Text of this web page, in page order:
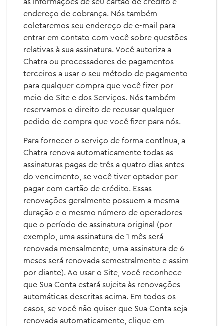
as informações de seu cartão de crédito e
endereço de cobrança. Nós também
coletaremos seu endereço de e-mail para
entrar em contato com você sobre questões
relativas à sua assinatura. Você autoriza a
Chatra ou processadores de pagamentos
terceiros a usar o seu método de pagamento
para qualquer compra que você fizer por
meio do Site e dos Serviços. Nós também
reservamos o direito de recusar qualquer
pedido de compra que você fizer para nós.
Para fornecer o serviço de forma contínua, a
Chatra renova automaticamente todas as
assinaturas pagas de três a quatro dias antes
do vencimento, se você tiver optador por
pagar com cartão de crédito. Essas
renovações geralmente possuem a mesma
duração e o mesmo número de operadores
que o período de assinatura original (por
exemplo, uma assinatura de 1 mês será
renovada mensalmente, uma assinatura de 6
meses será renovada semestralmente e assim
por diante). Ao usar o Site, você reconhece
que Sua Conta estará sujeita às renovações
automáticas descritas acima. Em todos os
casos, se você não quiser que Sua Conta seja
renovada automaticamente, clique em